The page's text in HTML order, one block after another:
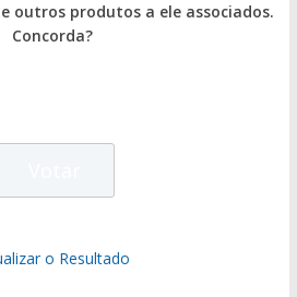
outros produtos a ele associados.
Concorda?
o Resultado